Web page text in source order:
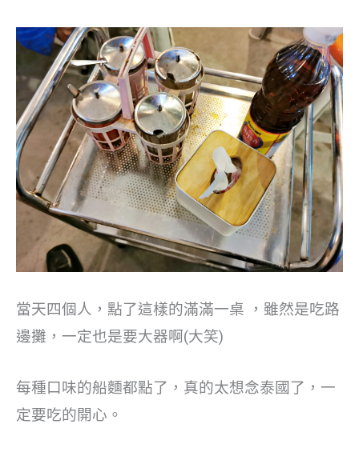
當天四個人，點了這樣的滿滿一桌 ，雖然是吃路
邊攤，一定也是要大器啊(大笑)
每種口味的船麵都點了，真的太想念泰國了，一
定要吃的開心。